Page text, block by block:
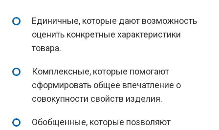
Единичные, которые дают возможность
оценить конкретные характеристики
товара.
Комплексные, которые помогают
сформировать общее впечатление о
совокупности свойств изделия.
Обобщенные, которые позволяют